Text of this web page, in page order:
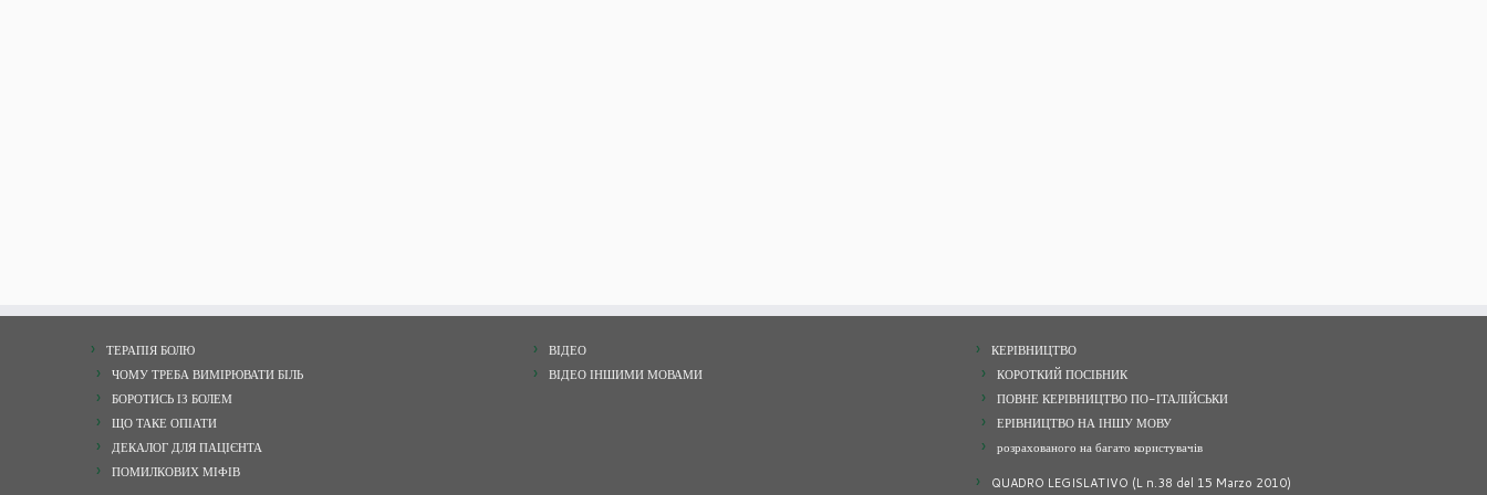
ТЕРАПІЯ БОЛЮ
ЧОМУ ТРЕБА ВИМІРЮВАТИ БІЛЬ
БОРОТИСЬ ІЗ БОЛЕМ
ЩО ТАКЕ ОПІАТИ
ДЕКАЛОГ ДЛЯ ПАЦІЄНТА
ПОМИЛКОВИХ МІФІВ
ВІДЕО
ВІДЕО ІНШИМИ МОВАМИ
КЕРІВНИЦТВО
КОРОТКИЙ ПОСІБНИК
ПОВНЕ КЕРІВНИЦТВО ПО-ІТАЛІЙСЬКИ
ЕРІВНИЦТВО НА ІНШУ МОВУ
розрахованого на багато користувачів
QUADRO LEGISLATIVO (L n.38 del 15 Marzo 2010)